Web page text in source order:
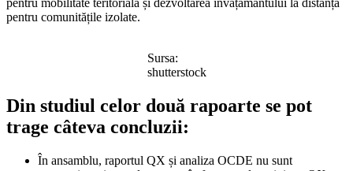
pentru mobilitate teritorială și dezvoltarea învățământului la distanță
pentru comunitățile izolate.
Sursa:
shutterstock
Din studiul celor două rapoarte se pot
trage câteva concluzii:
În ansamblu, raportul QX și analiza OCDE nu sunt